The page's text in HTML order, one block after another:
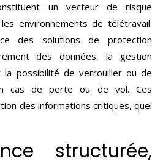
un vecteur de risque
environnements de télétravail.
des solutions de protection
des données, la gestion
possibilité de verrouiller ou de
cas de perte ou de vol. Ces
des informations critiques, quel
structurée,